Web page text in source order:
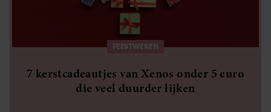
FEESTWEKEN
7 kerstcadeautjes van Xenos onder 5 euro
die veel duurder lijken